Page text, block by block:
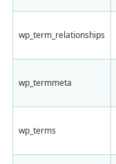
wp_term_relationships
wp_termmeta
wp_terms